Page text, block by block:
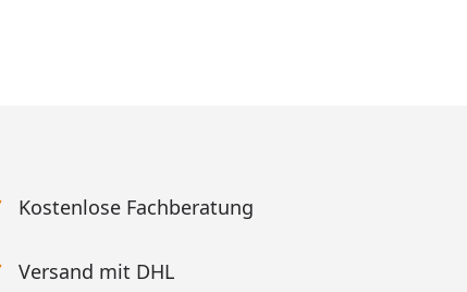
Kostenlose Fachberatung
Versand mit DHL